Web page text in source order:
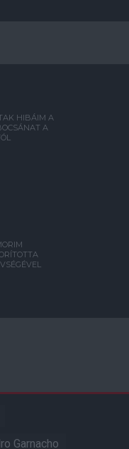
HIBÁIM A
A
Garnacho